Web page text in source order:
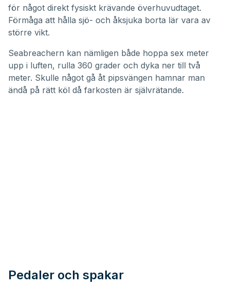
för något direkt fysiskt krävande överhuvudtaget.
Förmåga att hålla sjö- och åksjuka borta lär vara av
större vikt.
Seabreachern kan nämligen både hoppa sex meter
upp i luften, rulla 360 grader och dyka ner till två
meter. Skulle något gå åt pipsvängen hamnar man
ändå på rätt köl då farkosten är självrätande.
Pedaler och spakar